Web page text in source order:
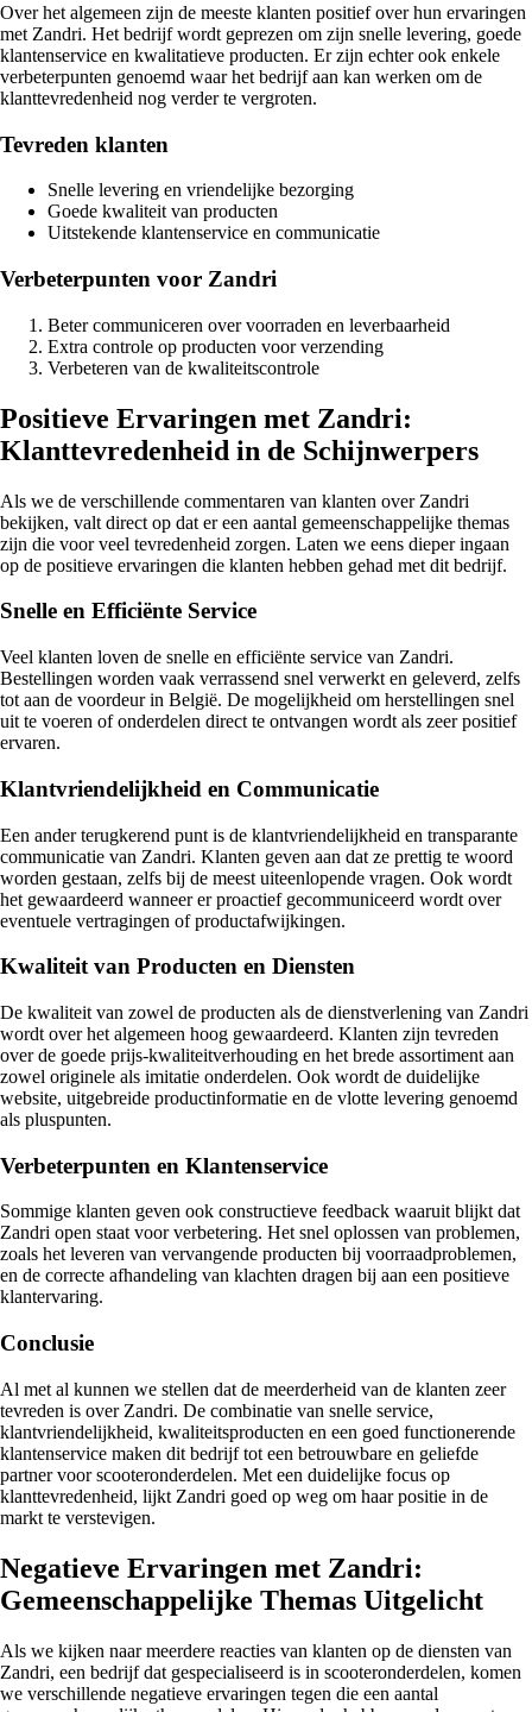
Over het algemeen zijn de meeste klanten positief over hun ervaringen
met Zandri. Het bedrijf wordt geprezen om zijn snelle levering, goede
klantenservice en kwalitatieve producten. Er zijn echter ook enkele
verbeterpunten genoemd waar het bedrijf aan kan werken om de
klanttevredenheid nog verder te vergroten.
Tevreden klanten
Snelle levering en vriendelijke bezorging
Goede kwaliteit van producten
Uitstekende klantenservice en communicatie
Verbeterpunten voor Zandri
Beter communiceren over voorraden en leverbaarheid
Extra controle op producten voor verzending
Verbeteren van de kwaliteitscontrole
Positieve Ervaringen met Zandri:
Klanttevredenheid in de Schijnwerpers
Als we de verschillende commentaren van klanten over Zandri
bekijken, valt direct op dat er een aantal gemeenschappelijke themas
zijn die voor veel tevredenheid zorgen. Laten we eens dieper ingaan
op de positieve ervaringen die klanten hebben gehad met dit bedrijf.
Snelle en Efficiënte Service
Veel klanten loven de snelle en efficiënte service van Zandri.
Bestellingen worden vaak verrassend snel verwerkt en geleverd, zelfs
tot aan de voordeur in België. De mogelijkheid om herstellingen snel
uit te voeren of onderdelen direct te ontvangen wordt als zeer positief
ervaren.
Klantvriendelijkheid en Communicatie
Een ander terugkerend punt is de klantvriendelijkheid en transparante
communicatie van Zandri. Klanten geven aan dat ze prettig te woord
worden gestaan, zelfs bij de meest uiteenlopende vragen. Ook wordt
het gewaardeerd wanneer er proactief gecommuniceerd wordt over
eventuele vertragingen of productafwijkingen.
Kwaliteit van Producten en Diensten
De kwaliteit van zowel de producten als de dienstverlening van Zandri
wordt over het algemeen hoog gewaardeerd. Klanten zijn tevreden
over de goede prijs-kwaliteitverhouding en het brede assortiment aan
zowel originele als imitatie onderdelen. Ook wordt de duidelijke
website, uitgebreide productinformatie en de vlotte levering genoemd
als pluspunten.
Verbeterpunten en Klantenservice
Sommige klanten geven ook constructieve feedback waaruit blijkt dat
Zandri open staat voor verbetering. Het snel oplossen van problemen,
zoals het leveren van vervangende producten bij voorraadproblemen,
en de correcte afhandeling van klachten dragen bij aan een positieve
klantervaring.
Conclusie
Al met al kunnen we stellen dat de meerderheid van de klanten zeer
tevreden is over Zandri. De combinatie van snelle service,
klantvriendelijkheid, kwaliteitsproducten en een goed functionerende
klantenservice maken dit bedrijf tot een betrouwbare en geliefde
partner voor scooteronderdelen. Met een duidelijke focus op
klanttevredenheid, lijkt Zandri goed op weg om haar positie in de
markt te verstevigen.
Negatieve Ervaringen met Zandri:
Gemeenschappelijke Themas Uitgelicht
Als we kijken naar meerdere reacties van klanten op de diensten van
Zandri, een bedrijf dat gespecialiseerd is in scooteronderdelen, komen
we verschillende negatieve ervaringen tegen die een aantal